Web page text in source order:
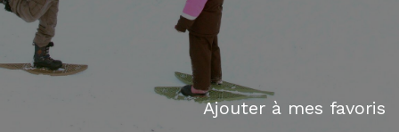
Ajouter à mes favoris